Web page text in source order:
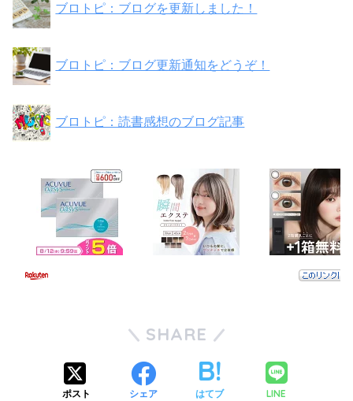
ブロトピ：ブログを更新しました！
ブロトピ：ブログ更新通知をどうぞ！
ブロトピ：読書感想のブログ記事
SHARE
ポスト シェア はてブ LINE